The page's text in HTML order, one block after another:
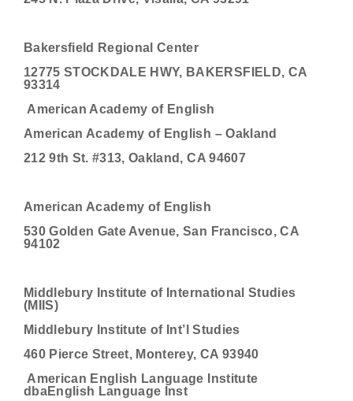
Bakersfield Regional Center
12775 STOCKDALE HWY, BAKERSFIELD, CA
93314
American Academy of English
American Academy of English – Oakland
212 9th St. #313, Oakland, CA 94607
American Academy of English
530 Golden Gate Avenue, San Francisco, CA
94102
Middlebury Institute of International Studies
(MIIS)
Middlebury Institute of Int’l Studies
460 Pierce Street, Monterey, CA 93940
American English Language Institute
dbaEnglish Language Inst